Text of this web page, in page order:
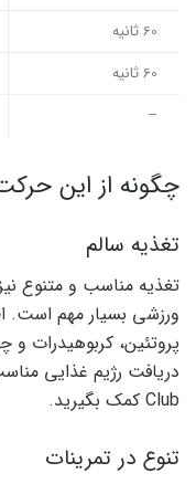
60 ثانیه
60 ثانیه
–
چگونه از این
تغذیه سالم
تغذیه مناسب و متنوع
ورزشی بسیار مهم است.
پروتئین، کربوهیدرات
Club کمک بگیرید.
تنوع در تمرینات